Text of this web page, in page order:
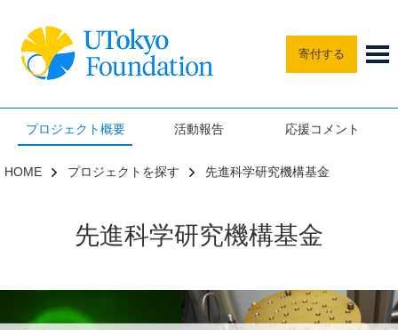
寄付する
HOME プロジェクトを探す 先進科学研究機構基金
先進科学研究機構基金
プロジェクト概要 活動報告 応援コメント